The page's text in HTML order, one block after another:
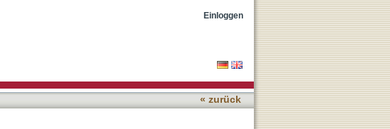
der NekrotisierendenEinloggen
« zurück